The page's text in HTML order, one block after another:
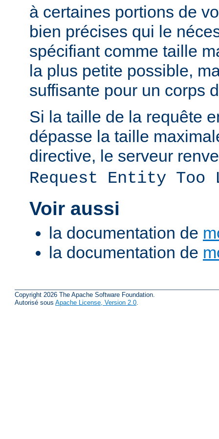
à certaines portions de
bien précises qui le
spécifiant comme taille
la plus petite possible,
suffisante pour un corps
Si la taille de la requête
dépasse la taille
directive, le serveur
Request Entity Too
Voir aussi
la documentation de
la documentation de
Copyright 2026 The Apache Software Foundation.
Autorisé sous Apache License, Version 2.0.